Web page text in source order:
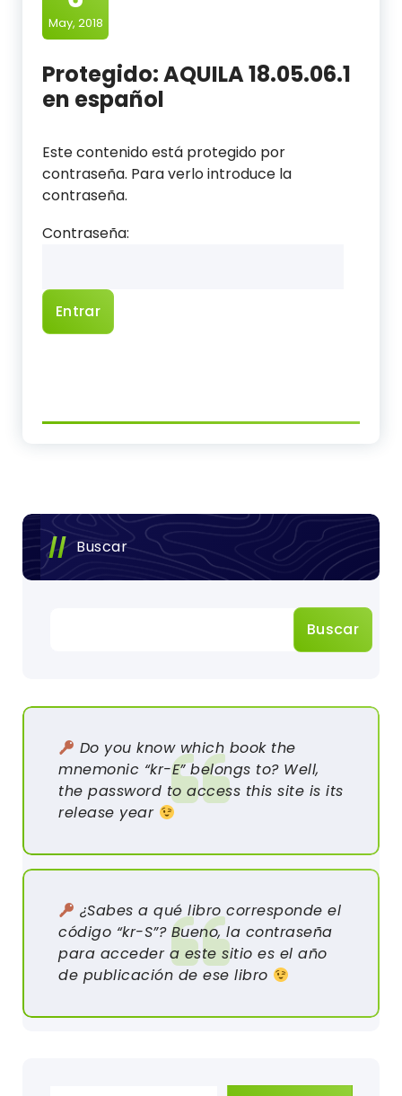
May, 2018
Protegido: AQUILA 18.05.06.1
en español
Este contenido está protegido por
contraseña. Para verlo introduce la
contraseña.
Contraseña:
Buscar
Buscar
Do you know which book the
mnemonic “kr-E” belongs to? Well,
the password to access this site is its
release year
¿Sabes a qué libro corresponde el
código “kr-S”? Bueno, la contraseña
para acceder a este sitio es el año
de publicación de ese libro